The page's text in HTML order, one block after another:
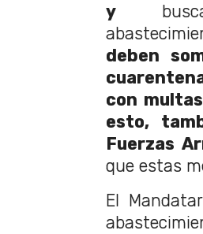
y
deben
con
esto,
Fuerzas
que estas
El